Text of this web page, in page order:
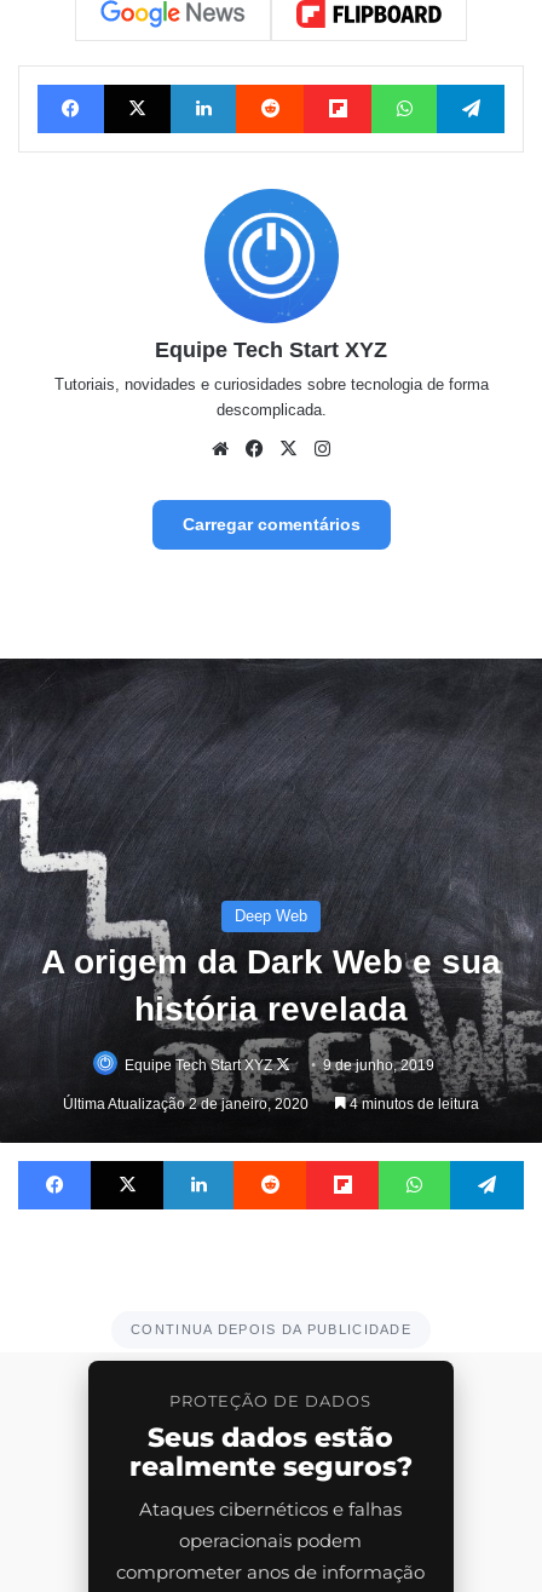
FacebookX Linkedin Reddit FlipboardWhatsApp
Equipe Tech Start XYZ
Tutoriais, novidades e curiosidades sobre tecnologia de forma
descomplicada.
WebsiteFacebook
X
Carregar comentários